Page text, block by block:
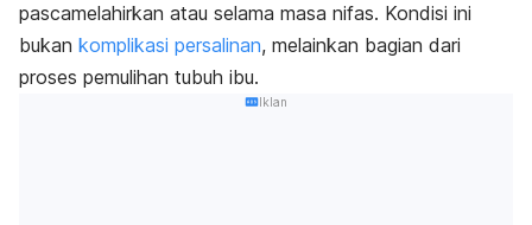
pascamelahirkan atau selama masa nifas. Kondisi ini
bukan komplikasi persalinan, melainkan bagian dari
proses pemulihan tubuh ibu.
Iklan